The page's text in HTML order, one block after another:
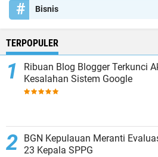
Bisnis
TERPOPULER
Ribuan Blog Blogger Terkunci
Kesalahan Sistem Google
BGN Kepulauan Meranti
23 Kepala SPPG